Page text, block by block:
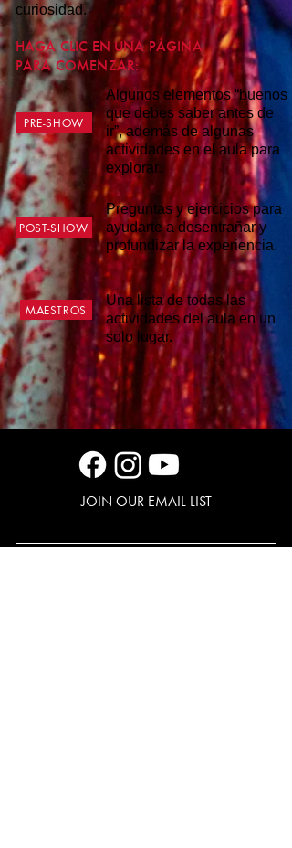
curiosidad.
HAGA CLIC EN UNA PÁGINA
PARA COMENZAR:
PRE-SHOW
Algunos elementos “buenos
que debes saber antes de
ir”, además de algunas
actividades en el aula para
explorar.
POST-SHOW
Preguntas y ejercicios para
ayudarte a desentrañar y
profundizar la experiencia.
MAESTROS
Una lista de todas las
actividades del aula en un
solo lugar.
JOIN OUR EMAIL LIST